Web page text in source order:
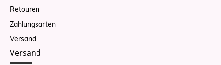
Retouren
Zahlungsarten
Versand
Versand